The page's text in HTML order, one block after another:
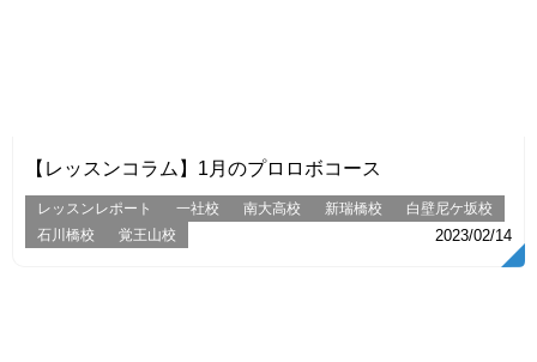
【レッスンコラム】1月のプロロボコース
レッスンレポート 一社校 南大高校 新瑞橋校
白壁尼ケ坂校
石川橋校
覚王山校 2023/02/14